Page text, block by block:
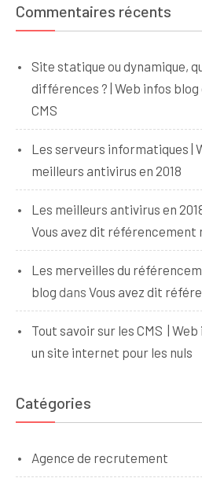
Commentaires récents
Site statique ou dynamique,
différences ? | Web infos blog
CMS
Les serveurs informatiques |
meilleurs antivirus en 2018
Les meilleurs antivirus en
Vous avez dit référencement
Les merveilles du
blog dans Vous avez dit
Tout savoir sur les CMS |
un site internet pour les nuls
Catégories
Agence de recrutement